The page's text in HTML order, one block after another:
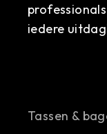
iedere
Tassen &